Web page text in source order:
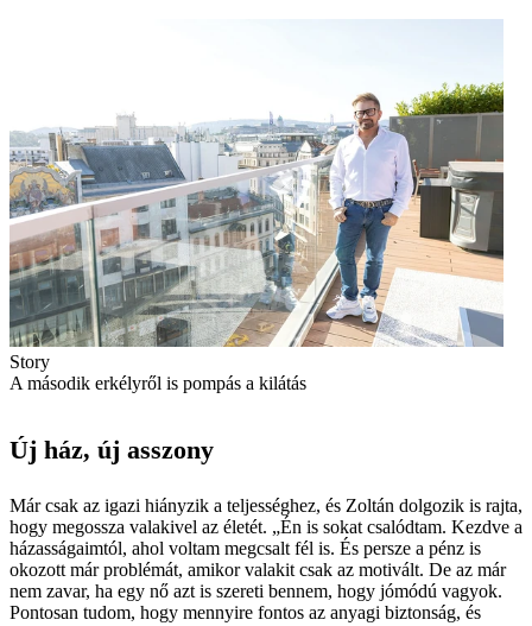
Story
A második erkélyről is pompás a kilátás
Új ház, új asszony
Már csak az igazi hiányzik a teljességhez, és Zoltán dolgozik is rajta,
hogy megossza valakivel az életét. „Én is sokat csalódtam. Kezdve a
házasságaimtól, ahol voltam megcsalt fél is. És persze a pénz is
okozott már problémát, amikor valakit csak az motivált. De az már
nem zavar, ha egy nő azt is szereti bennem, hogy jómódú vagyok.
Pontosan tudom, hogy mennyire fontos az anyagi biztonság, és